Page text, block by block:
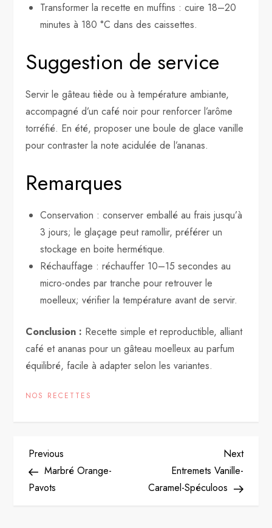
Transformer la recette en muffins : cuire 18–20
minutes à 180 °C dans des caissettes.
Suggestion de service
Servir le gâteau tiède ou à température ambiante,
accompagné d’un café noir pour renforcer l’arôme
torréfié. En été, proposer une boule de glace vanille
pour contraster la note acidulée de l’ananas.
Remarques
Conservation : conserver emballé au frais jusqu’à
3 jours; le glaçage peut ramollir, préférer un
stockage en boite hermétique.
Réchauffage : réchauffer 10–15 secondes au
micro-ondes par tranche pour retrouver le
moelleux; vérifier la température avant de servir.
Conclusion : Recette simple et reproductible, alliant
café et ananas pour un gâteau moelleux au parfum
équilibré, facile à adapter selon les variantes.
NOS RECETTES
P
o
Previous
Post
Previous
Marbré Orange-
Pavots
Next
Post
Next
Entremets Vanille-
Caramel-Spéculoos